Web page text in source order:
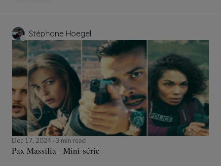
Stéphane Hoegel
Dec 17, 2024 3 min read
Pax Massilia - Mini-série